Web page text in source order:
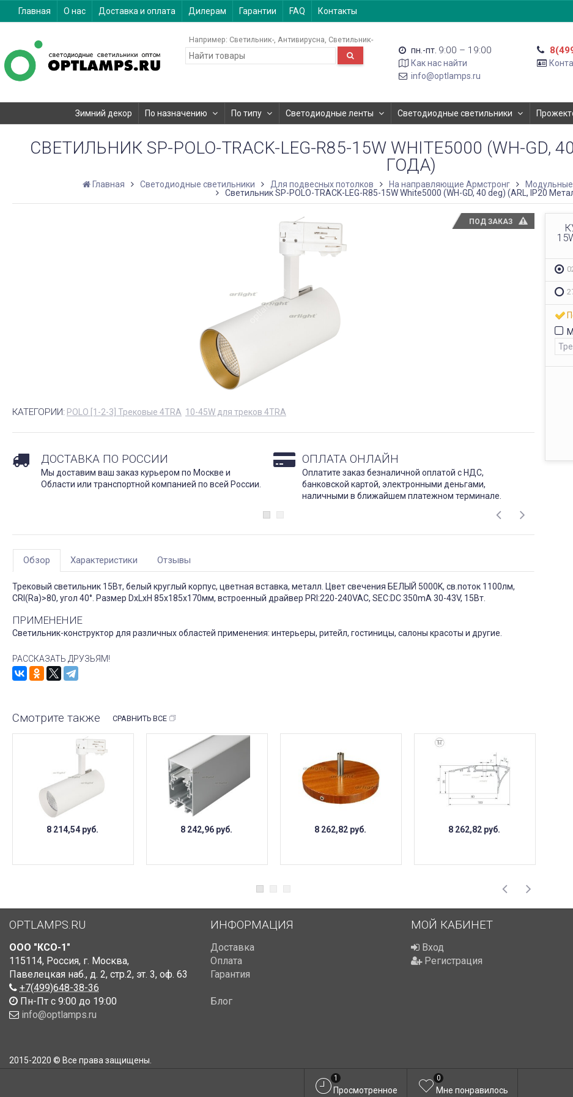
Главная О нас Доставка и оплата Дилерам Гарантии FAQ Контакты
Например: Светильник- Антивирусна Светильник-
пн.-пт. 9:00 – 19:00
Как нас найти
info@optlamps.ru
Зимний декор По назначению По типу Светодиодные ленты Светодиодные светильники
СВЕТИЛЬНИК SP-POLO-TRACK-LEG-R85-15W WHITE5000 (WH-GD,
ГОДА)
Главная Светодиодные светильники Для подвесных потолков На направляющие Армстронг
Светильник SP-POLO-TRACK-LEG-R85-15W White5000 (WH-GD, 40 deg) (ARL, IP20
ПОД ЗАКАЗ
КАТЕГОРИИ: POLO [1-2-3] Трековые 4TRA 10-45W для треков 4TRA
ДОСТАВКА ПО РОССИИ
Мы доставим ваш заказ курьером по Москве и
Области или транспортной компанией по всей России.
ОПЛАТА ОНЛАЙН
Оплатите заказ безналичной оплатой с НДС,
банковской картой, электронными деньгами,
наличными в ближайшем платежном терминале.
Обзор Характеристики Отзывы
Трековый светильник 15Вт, белый круглый корпус, цветная вставка, металл. Цвет свечения БЕЛЫЙ 5000K, св.поток 1100лм,
CRI(Ra)>80, угол 40°. Размер DxLxH 85x185x170мм, встроенный драйвер PRI:220-240VAC, SEC:DC 350mA 30-43V, 15Вт.
ПРИМЕНЕНИЕ
Светильник-конструктор для различных областей применения: интерьеры, ритейл, гостиницы, салоны красоты и другие.
РАССКАЗАТЬ ДРУЗЬЯМ!
Смотрите также СРАВНИТЬ ВСЕ
8 214,54 руб. 8 242,96 руб. 8 262,82 руб. 8 262,82 руб.
OPTLAMPS.RU
ООО "КСО-1"
115114, Россия, г. Москва,
Павелецкая наб., д. 2, стр.2, эт. 3, оф. 63
+7(499)648-38-36
Пн-Пт с 9:00 до 19:00
info@optlamps.ru
ИНФОРМАЦИЯ
Доставка
Оплата
Гарантия
Блог
МОЙ КАБИНЕТ
Вход
Регистрация
2015-2020 © Все права защищены.
Просмотренное
1
Мне понравилось
0